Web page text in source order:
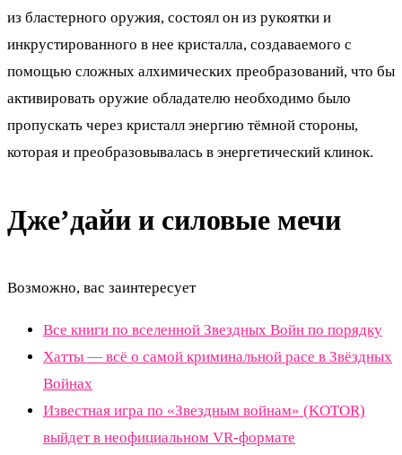
из бластерного оружия, состоял он из рукоятки и
инкрустированного в нее кристалла, создаваемого с
помощью сложных алхимических преобразований, что бы
активировать оружие обладателю необходимо было
пропускать через кристалл энергию тёмной стороны,
которая и преобразовывалась в энергетический клинок.
Дже’дайи и силовые мечи
Возможно, вас заинтересует
Все книги по вселенной Звездных Войн по порядку
Хатты — всё о самой криминальной расе в Звёздных
Войнах
Известная игра по «Звездным войнам» (KOTOR)
выйдет в неофициальном VR-формате